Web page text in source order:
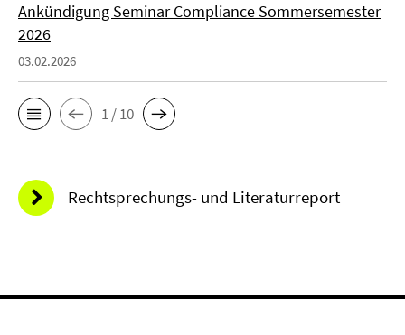
Ankündigung Seminar Compliance Sommersemester
2026
03.02.2026
1 / 10
Rechtsprechungs- und Literaturreport